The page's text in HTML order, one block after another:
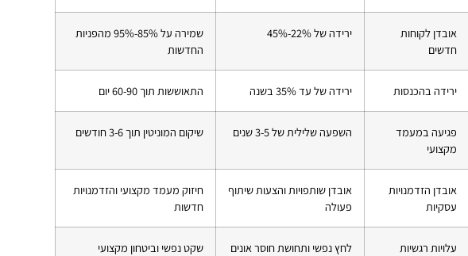
אובדן לקוחות
חדשים
ירידה של 22%-45%
שמירה על 85%-95% מהפניות
החדשות
ירידה בהכנסות ירידה של עד 35% בשנה התאוששות תוך 60-90 יום
פגיעה במעמד
מקצועי
השפעה שלילית של 3-5 שנים שיקום המוניטין תוך 3-6 חודשים
אובדן הזדמנויות
עסקיות
אובדן שותפויות והצעות שיתוף
פעולה
חיזוק מעמד מקצועי והזדמנויות
חדשות
עלויות רגשיות לחץ נפשי ותחושת חוסר אונים שקט נפשי וביטחון מקצועי